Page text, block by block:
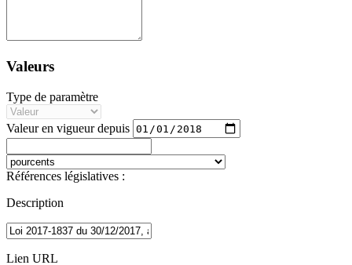
Valeurs
Type de paramètre
Valeur en vigueur depuis
Références législatives :
Description
Lien URL